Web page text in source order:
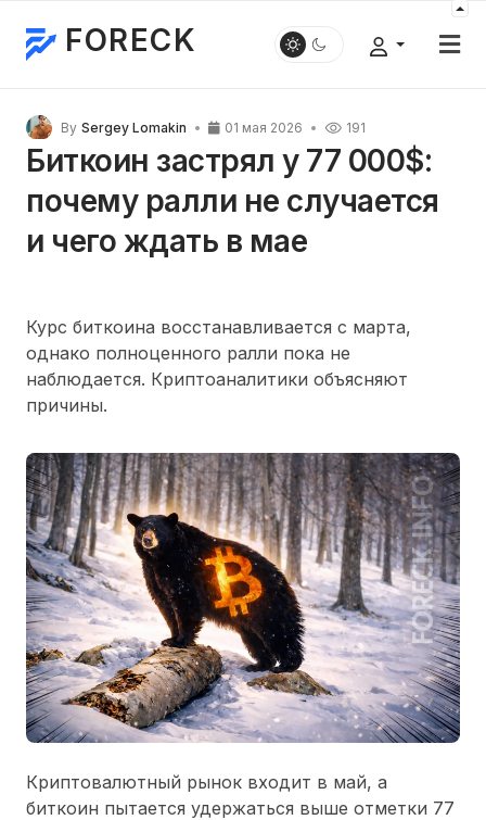
FORECK
By Sergey Lomakin 01 мая 2026 191
Биткоин застрял у 77 000$:
почему ралли не случается
и чего ждать в мае
Курс биткоина восстанавливается с марта,
однако полноценного ралли пока не
наблюдается. Криптоаналитики объясняют
причины.
Криптовалютный рынок входит в май, а
биткоин пытается удержаться выше отметки 77